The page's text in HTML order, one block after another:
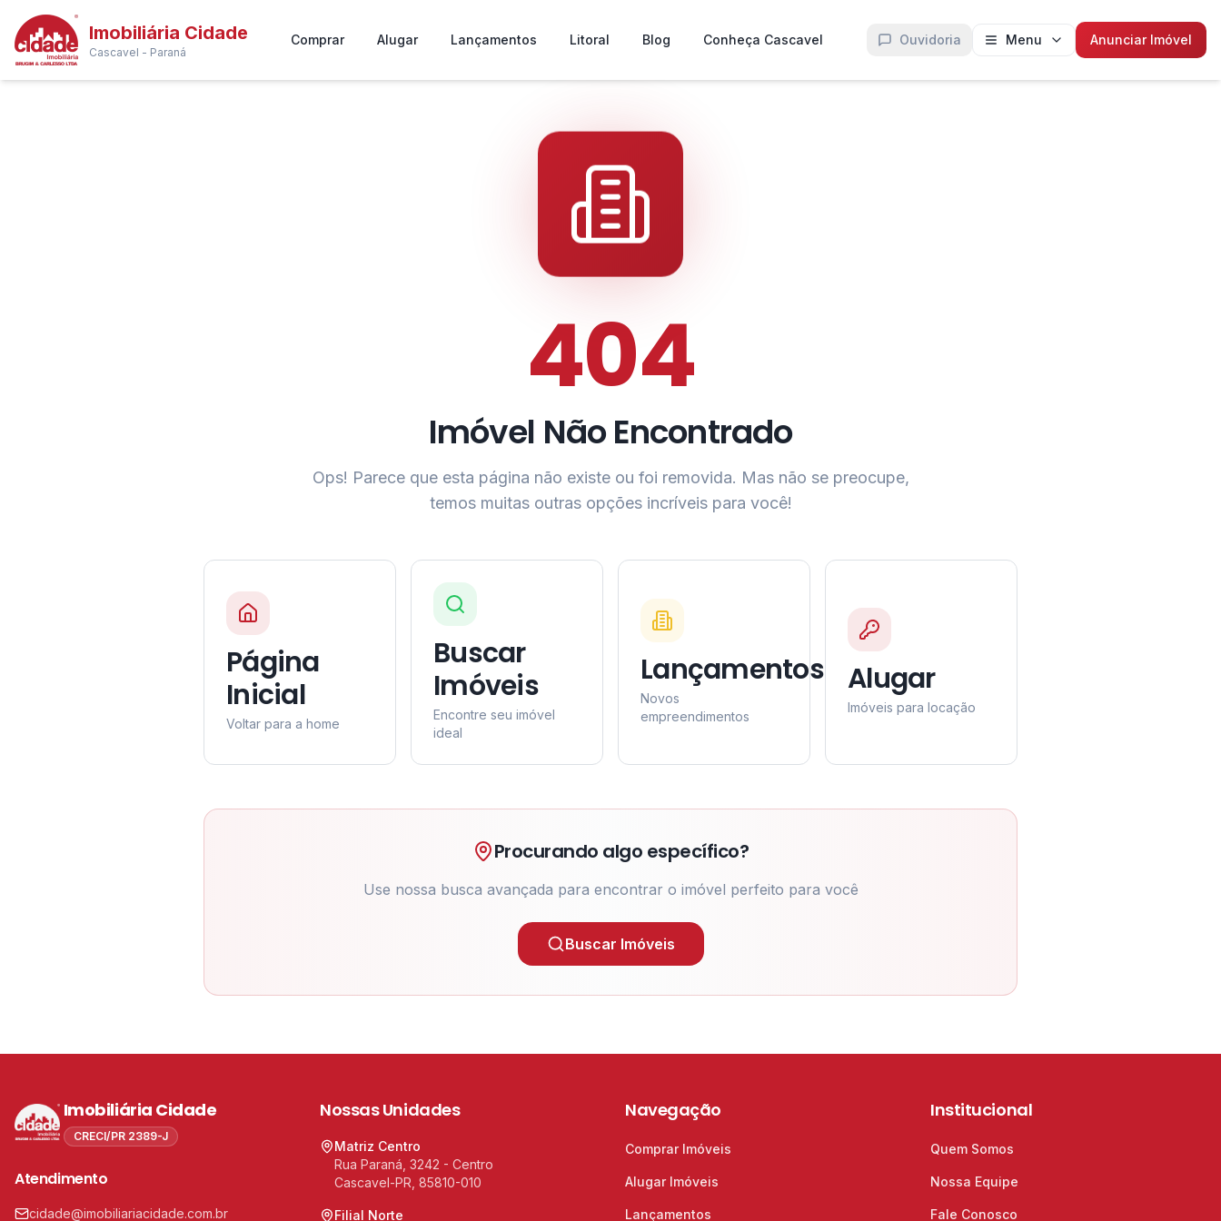
Imobiliária Cidade
Cascavel - Paraná
Comprar Alugar Lançamentos Litoral Blog Conheça Cascavel Ouvidoria Menu Anunciar Imóvel
404
Imóvel Não Encontrado
Ops! Parece que esta página não existe ou foi removida. Mas não se preocupe,
temos muitas outras opções incríveis para você!
Página
Inicial
Voltar para a home
Buscar
Imóveis
Encontre seu imóvel
ideal
Lançamentos
Novos
empreendimentos
Alugar
Imóveis para locação
Procurando algo específico?
Use nossa busca avançada para encontrar o imóvel perfeito para você
Buscar Imóveis
Imobiliária Cidade
CRECI/PR 2389-J
Atendimento
cidade@imobiliariacidade.com.br
Nossas Unidades
Matriz Centro
Rua Paraná, 3242 - Centro
Cascavel-PR, 85810-010
Filial Norte
Navegação
Comprar Imóveis
Alugar Imóveis
Lançamentos
Institucional
Quem Somos
Nossa Equipe
Fale Conosco